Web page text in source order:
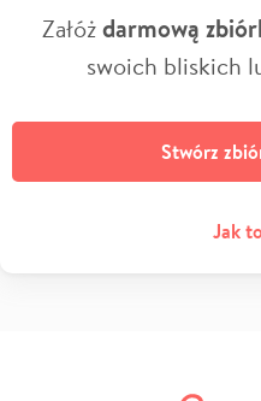
Załóżdarmową
swoich bliskich
Stwórz
Jak